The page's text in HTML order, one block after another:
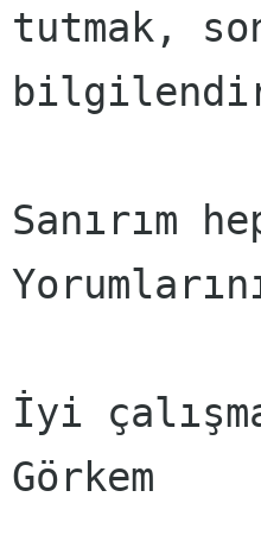
tutmak,
Sanırım
İyi
Görkem